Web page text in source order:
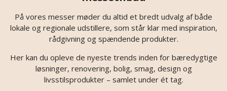
På vores messer møder du altid et bredt udvalg af både
lokale og regionale udstillere, som står klar med inspiration,
rådgivning og spændende produkter.
Her kan du opleve de nyeste trends inden for bæredygtige
løsninger, renovering, bolig, smag, design og
livsstilsprodukter – samlet under ét tag.